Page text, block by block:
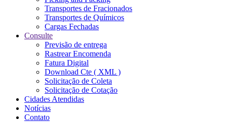
Transportes de Fracionados
Transportes de Químicos
Cargas Fechadas
Consulte
Previsão de entrega
Rastrear Encomenda
Fatura Digital
Download Cte ( XML )
Solicitação de Coleta
Solicitação de Cotação
Cidades Atendidas
Notícias
Contato